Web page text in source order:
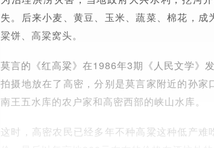
失。后来小麦、黄豆、玉米、蔬菜、棉花，
粱饼、高粱窝头。
莫言的《红高粱》在1986年3期《人民文学》
拍摄地放在了高密，分别是莫言家附近的孙
南王五水库的农户家和高密西部的峡山水库。
这时，高密农民已经多年不种高粱这种低产